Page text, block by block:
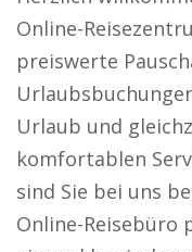
Online-
preiswerte
Urlaub und
komfortablen
sind Sie bei uns
Online-Reisebüro